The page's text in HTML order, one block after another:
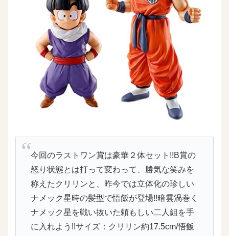
今回のラストワン賞は豪華２体セット!!B賞の
怒り状態とは打って変わって、勝気な笑みを
称えたクリリンと、昨今では立体化の珍しい
ナメック星時の髪型で悟飯が登場!!暗雲渦巻く
ナメック星を戦い抜いた頼もしい二人組を手
に入れよう!!サイズ：クリリン約17.5cm/悟飯